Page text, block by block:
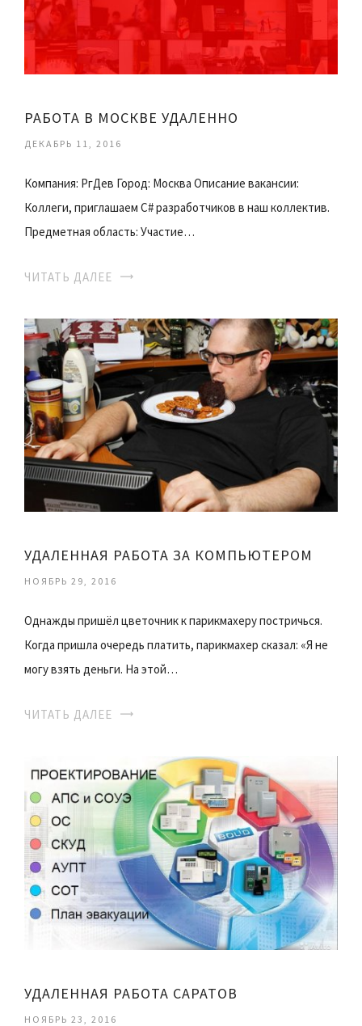
РАБОТА В МОСКВЕ УДАЛЕННО
ДЕКАБРЬ 11, 2016
Компания: РгДев Город: Москва Описание вакансии:
Коллеги, приглашаем С# разработчиков в наш коллектив.
Предметная область: Участие…
ЧИТАТЬ ДАЛЕЕ
УДАЛЕННАЯ РАБОТА ЗА КОМПЬЮТЕРОМ
НОЯБРЬ 29, 2016
Однажды пришёл цветочник к парикмахеру постричься.
Когда пришла очередь платить, парикмахер сказал: «Я не
могу взять деньги. На этой…
ЧИТАТЬ ДАЛЕЕ
УДАЛЕННАЯ РАБОТА САРАТОВ
НОЯБРЬ 23, 2016